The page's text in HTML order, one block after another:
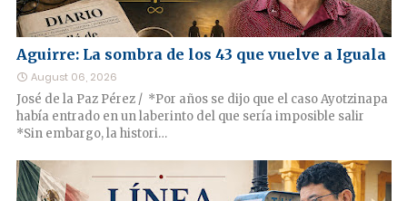
Aguirre: La sombra de los 43 que vuelve a Iguala
August 06, 2026
José de la Paz Pérez / *Por años se dijo que el caso Ayotzinapa
había entrado en un laberinto del que sería imposible salir
*Sin embargo, la histori…